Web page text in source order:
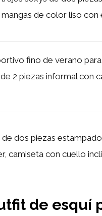
de color liso con
fino de verano
2 piezas informal con
dos piezas
camiseta con cuello
de esquí